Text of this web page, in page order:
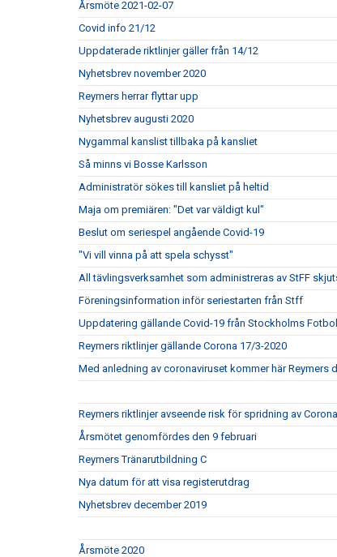
Årsmöte 2021-02-07
Covid info 21/12
Uppdaterade riktlinjer gäller från 14/12
Nyhetsbrev november 2020
Reymers herrar flyttar upp
Nyhetsbrev augusti 2020
Nygammal kanslist tillbaka på kansliet
Så minns vi Bosse Karlsson
Administratör sökes till kansliet på heltid
Maja om premiären: "Det var väldigt kul"
Beslut om seriespel angående Covid-19
"Vi vill vinna på att spela schysst"
All tävlingsverksamhet som administreras av StFF
Föreningsinformation inför seriestarten från Stff
Uppdatering gällande Covid-19 från Stockholms
Reymers riktlinjer gällande Corona 17/3-2020
Med anledning av coronaviruset kommer här Reymers
Reymers riktlinjer avseende risk för spridning av
Årsmötet genomfördes den 9 februari
Reymers Tränarutbildning C
Nya datum för att visa registerutdrag
Nyhetsbrev december 2019
Årsmöte 2020